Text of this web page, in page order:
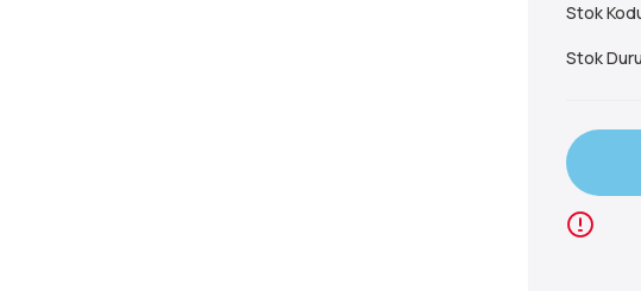
Stok
Stok